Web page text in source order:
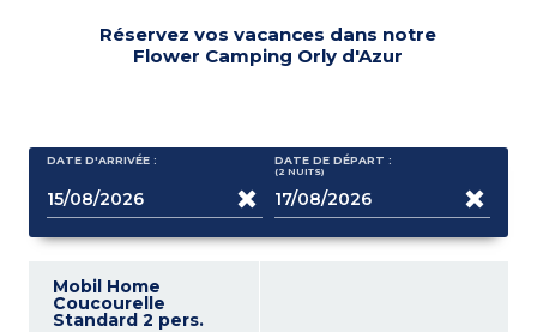
Réservez vos vacances dans notre
Flower Camping Orly d'Azur
DATE D'ARRIVÉE : DATE DE DÉPART :
(2 NUITS)
Mobil Home
Coucourelle
Standard 2 pers.